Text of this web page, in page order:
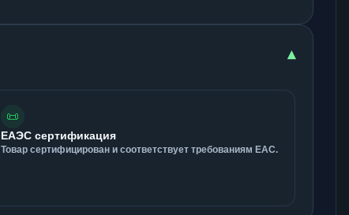
▾
📜
ЕАЭС сертификация
Товар сертифицирован и соответствует требованиям ЕАС.